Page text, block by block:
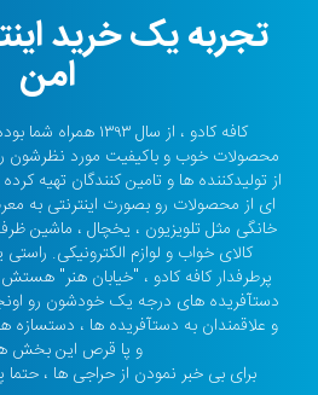
تجربه یک خرید
امن
کافه کادو ، از سال
محصولات خوب و باکیفیت مورد نظرشون
از تولیدکننده ها و تامین کنندگان تهیه
ای از محصولات رو بصورت اینترنتی به
خانگی مثل تلویزیون ، یخچال ، ماشین
کالای خواب و لوازم الکترونیکی.
پرطرفدار کافه کادو ، "خیابان هنر"
دستآفریده های درجه یک خودشون رو
و علاقمندان به دستآفریده ها ، دستسازه
و پا قرص این بخش
برای بی خبر نمودن از حراجی ها ، حتما